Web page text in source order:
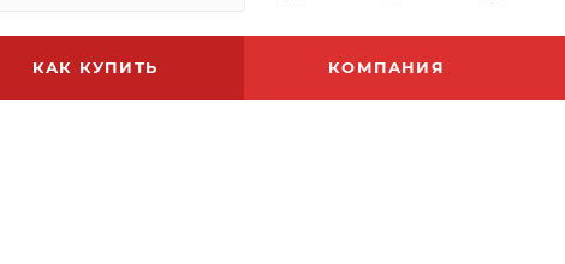
КАК КУПИТЬ КОМПАНИЯ